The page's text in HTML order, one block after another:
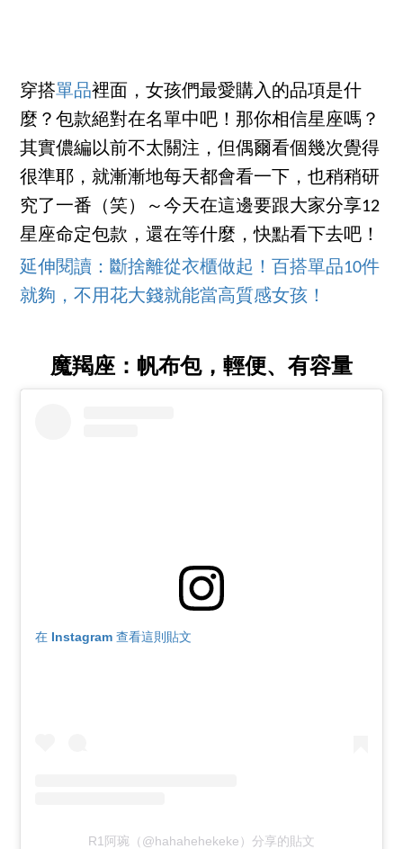
穿搭單品裡面，女孩們最愛購入的品項是什
麼？包款絕對在名單中吧！那你相信星座嗎？
其實儂編以前不太關注，但偶爾看個幾次覺得
很準耶，就漸漸地每天都會看一下，也稍稍研
究了一番（笑）～今天在這邊要跟大家分享12
星座命定包款，還在等什麼，快點看下去吧！
延伸閱讀：斷捨離從衣櫃做起！百搭單品10件
就夠，不用花大錢就能當高質感女孩！
魔羯座：帆布包，輕便、有容量
在 Instagram 查看這則貼文
R1阿琬（@hahahehekeke）分享的貼文